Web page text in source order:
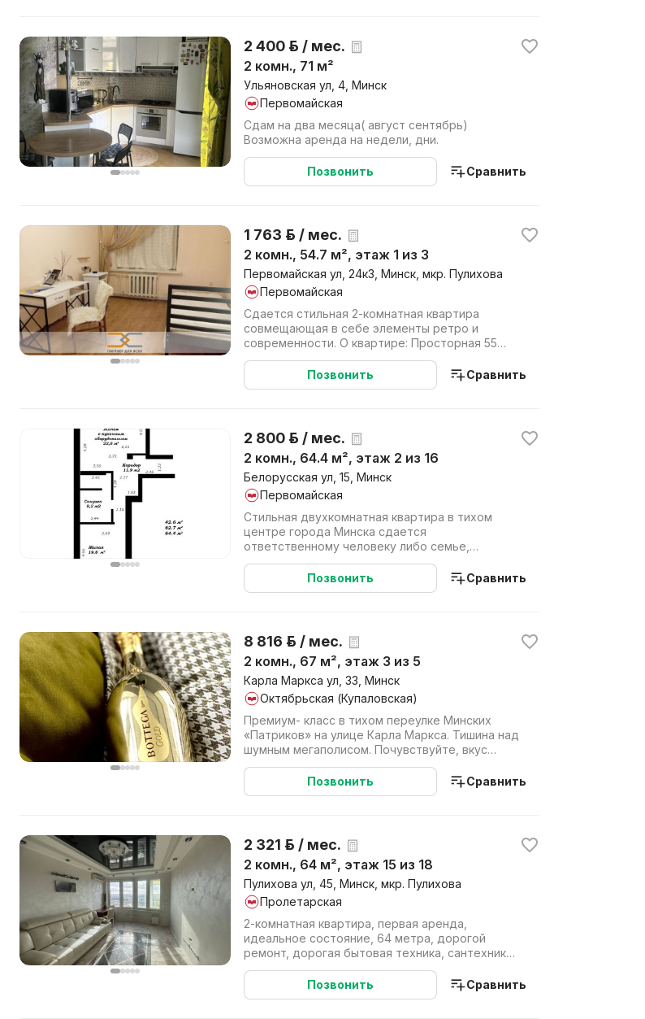
2 400 р. / мес.
2 комн., 71 м²
Ульяновская ул, 4, Минск
Первомайская
Сдам на два месяца( август сентябрь)
Возможна аренда на недели, дни.
Позвонить Сравнить
1 763 р. / мес.
2 комн., 54.7 м², этаж 1 из 3
Первомайская ул, 24к3, Минск, мкр. Пулихова
Первомайская
Сдается стильная 2-комнатная квартира
совмещающая в себе элементы ретро и
современности. О квартире: Просторная 55
метров. За счет больших окон и высо...
Позвонить
Сравнить
2 800 р. / мес.
2 комн., 64.4 м², этаж 2 из 16
Белорусская ул, 15, Минск
Первомайская
Стильная двухкомнатная квартира в тихом
центре города Минска сдается
ответственному человеку либо семье,
которые будут ценить комфорт и уют
квартиры (...Позвонить Сравнить
8 816 р. / мес.
2 комн., 67 м², этаж 3 из 5
Карла Маркса ул, 33, Минск
Октябрьская (Купаловская)
Премиум- класс в тихом переулке Минских
«Патриков» на улице Карла Маркса. Тишина над
шумным мегаполисом. Почувствуйте, вкус
столичной жизни в её самом...
Позвонить
Сравнить
2 321 р. / мес.
2 комн., 64 м², этаж 15 из 18
Пулихова ул, 45, Минск, мкр. Пулихова
Пролетарская
2-комнатная квартира, первая аренда,
идеальное состояние, 64 метра, дорогой
ремонт, дорогая бытовая техника, сантехника
«Villeroy&Boch», 15 этаж, пано...
Позвонить
Сравнить